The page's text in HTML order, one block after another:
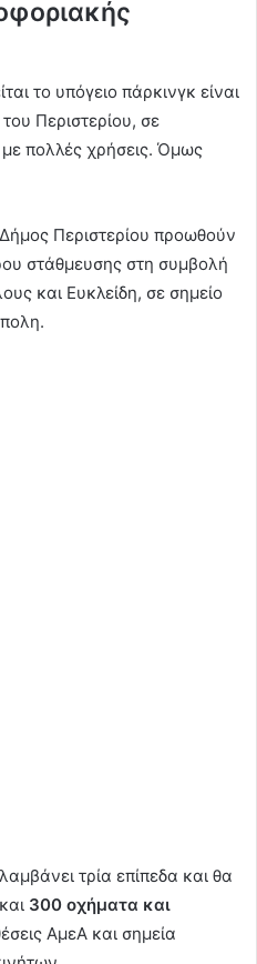
το υπόγειο πάρκινγκ είναι
Περιστερίου, σε
πολλές χρήσεις. Όμως
Περιστερίου προωθούν
στάθμευσης στη συμβολή
και Ευκλείδη, σε σημείο
τρία επίπεδα και θα
300 οχήματα και
ΑμεΑ και σημεία